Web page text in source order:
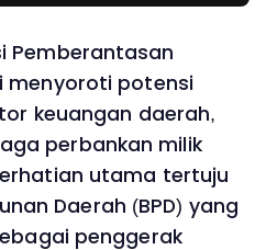
Pemberantasan
menyoroti potensi
keuangan daerah,
perbankan milik
utama tertuju
Daerah (BPD) yang
penggerak